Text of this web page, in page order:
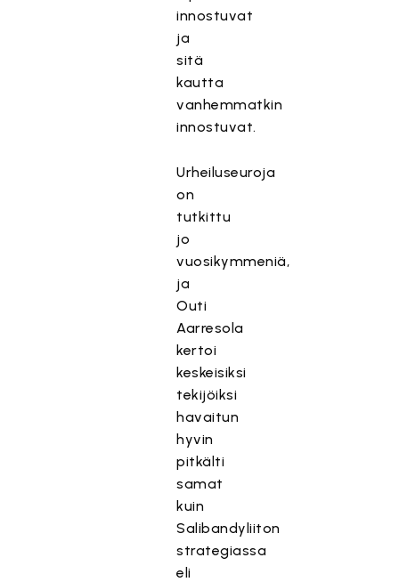
innostuvat
ja
sitä
kautta
vanhemmatkin
innostuvat.
Urheiluseuroja
on
tutkittu
jo
vuosikymmeniä,
ja
Outi
Aarresola
kertoi
keskeisiksi
tekijöiksi
havaitun
hyvin
pitkälti
samat
kuin
Salibandyliiton
strategiassa
eli